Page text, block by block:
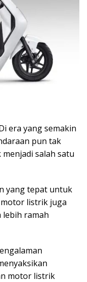
era yang semakin
pun tak
salah satu
yang tepat untuk
listrik juga
lebih ramah
motor listrik